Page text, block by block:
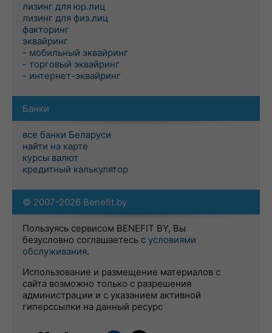
лизинг для юр.лиц
лизинг для физ.лиц
факторинг
эквайринг
- мобильный эквайринг
- торговый эквайринг
- интернет-эквайринг
Банки
все банки Беларуси
найти на карте
курсы валют
кредитный калькулятор
© 2007-2026 Benefit.by
Пользуясь сервисом BENEFIT BY, Вы
безусловно соглашаетесь с условиями
обслуживания.
Использование и размещение материалов с
сайта возможно только с разрешения
администрации и с указанием активной
гиперссылки на данный ресурс